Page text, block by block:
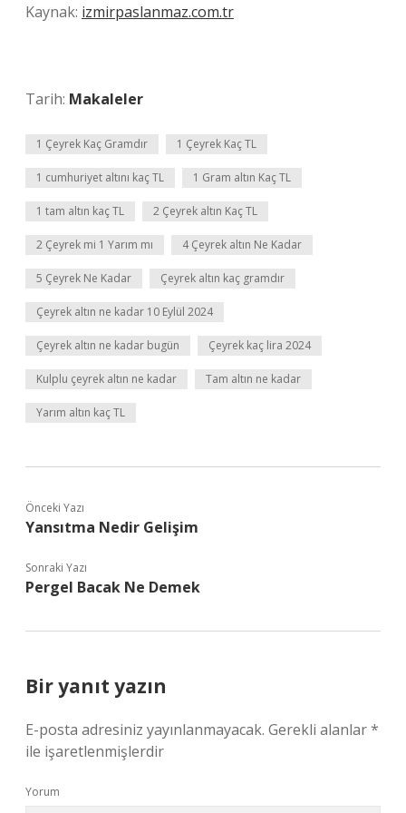
Kaynak: izmirpaslanmaz.com.tr
Tarih: Makaleler
1 Çeyrek Kaç Gramdır 1 Çeyrek Kaç TL
1 cumhuriyet altını kaç TL 1 Gram altın Kaç TL
1 tam altın kaç TL 2 Çeyrek altın Kaç TL
2 Çeyrek mi 1 Yarım mı 4 Çeyrek altın Ne Kadar
5 Çeyrek Ne Kadar Çeyrek altın kaç gramdır
Çeyrek altın ne kadar 10 Eylül 2024
Çeyrek altın ne kadar bugün Çeyrek kaç lira 2024
Kulplu çeyrek altın ne kadar Tam altın ne kadar
Yarım altın kaç TL
Önceki Yazı
Yansıtma Nedir Gelişim
Sonraki Yazı
Pergel Bacak Ne Demek
Bir yanıt yazın
E-posta adresiniz yayınlanmayacak. Gerekli alanlar*
ile işaretlenmişlerdir
Yorum